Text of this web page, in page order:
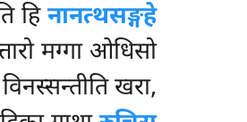
हिनानत्थसङ्गहे
मग्गा ओधिसो
विनस्सन्तीति खरा,